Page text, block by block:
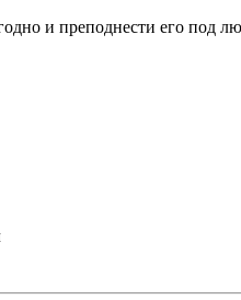
и преподнести его